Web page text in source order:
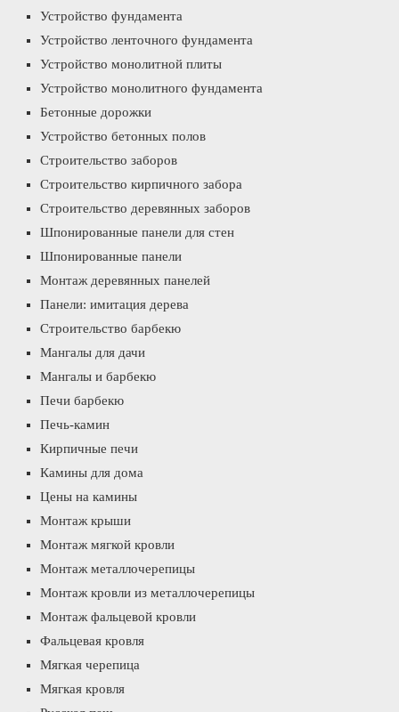
Устройство фундамента
Устройство ленточного фундамента
Устройство монолитной плиты
Устройство монолитного фундамента
Бетонные дорожки
Устройство бетонных полов
Строительство заборов
Строительство кирпичного забора
Строительство деревянных заборов
Шпонированные панели для стен
Шпонированные панели
Монтаж деревянных панелей
Панели: имитация дерева
Строительство барбекю
Мангалы для дачи
Мангалы и барбекю
Печи барбекю
Печь-камин
Кирпичные печи
Камины для дома
Цены на камины
Монтаж крыши
Монтаж мягкой кровли
Монтаж металлочерепицы
Монтаж кровли из металлочерепицы
Монтаж фальцевой кровли
Фальцевая кровля
Мягкая черепица
Мягкая кровля